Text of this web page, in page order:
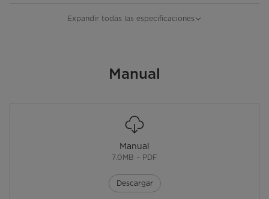
Funcionamiento (Gas,electrica)Expandir todas las especificaciones
Manual
Manual
7.0MB – PDF
Descargar